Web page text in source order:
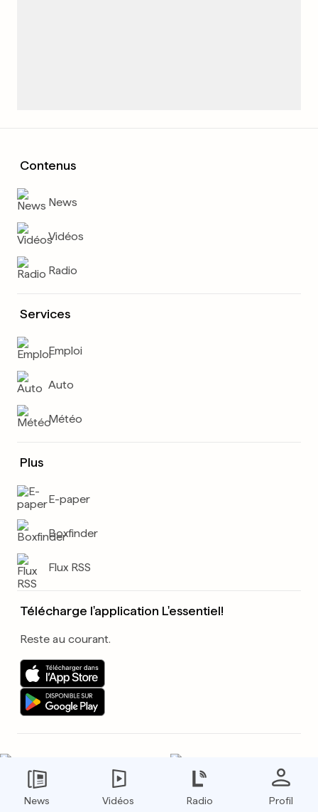
Contenus
News
Vidéos
Radio
Services
Emploi
Auto
Météo
Plus
E-paper
Boxfinder
Flux RSS
Télécharge l'application L'essentiel!
Reste au courant.
Google News Instagram
Threads WhatsApp
News Vidéos Radio Profil